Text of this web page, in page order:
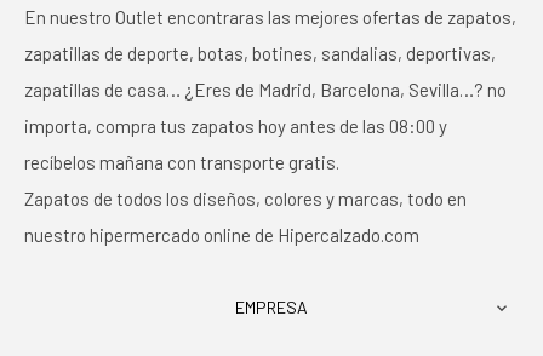
En nuestro Outlet encontraras las mejores ofertas de zapatos,
zapatillas de deporte, botas, botines, sandalias, deportivas,
zapatillas de casa… ¿Eres de Madrid, Barcelona, Sevilla…? no
importa, compra tus zapatos hoy antes de las 08:00 y
recíbelos mañana con transporte gratis.
Zapatos de todos los diseños, colores y marcas, todo en
nuestro hipermercado online de Hipercalzado.com
EMPRESA 